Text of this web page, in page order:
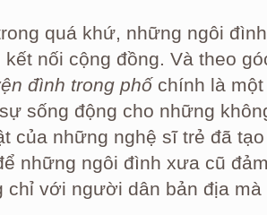
quá khứ, những ngôi
kết nối cộng đồng. Và theo
đình trong phốchính là một
sống động cho những
của những nghệ sĩ trẻ đã
những ngôi đình xưa cũ
chỉ với người dân bản địa